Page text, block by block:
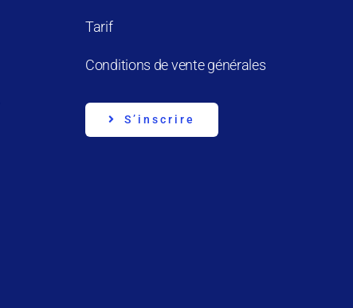
Tarif
Conditions de vente générales
S’inscrire